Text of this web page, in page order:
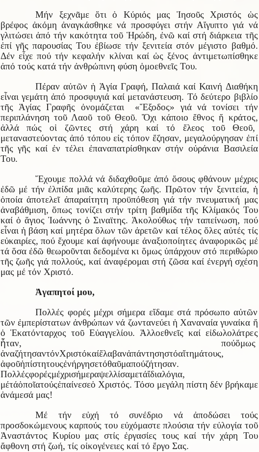
Μήν ξεχνᾶμε ὅτι ὁ Κύριός μας Ἰησοῦς Χριστός ὡς
βρέφος ἀκόμη ἀναγκάσθηκε νά προσφύγει στήν Αἴγυπτο γιά νά
γλιτώσει ἀπό τήν κακότητα τοῦ Ἡρώδη, ἐνῶ καί στή διάρκεια τῆς
ἐπί γῆς παρουσίας Του ἐβίωσε τήν ξενιτεία στόν μέγιστο βαθμό.
Δέν εἶχε πού τήν κεφαλήν κλίναι καί ὡς ξένος ἀντιμετωπίσθηκε
ἀπό τούς κατά τήν ἀνθρώπινη φύση ὁμοεθνεῖς Του.
Πέραν αὐτῶν ἡ Ἁγία Γραφή, Παλαιά καί Καινή Διαθήκη
εἶναι γεμάτη ἀπό προσφυγιά καί μετανάστευση. Τό δεύτερο βιβλίο
τῆς Ἁγίας Γραφῆς ὀνομάζεται «Ἔξοδος» γιά νά τονίσει τήν
περιπλάνηση τοῦ Λαοῦ τοῦ Θεοῦ. Ὄχι κάποιο ἔθνος ἤ κράτος,
ἀλλά πώς οἱ ζῶντες στή χάρη καί τό ἔλεος τοῦ Θεοῦ,
μεταναστεύοντας ἀπό τόπου εἰς τόπον ἔζησαν, μεγαλούργησαν ἐπί
τῆς γῆς καί ἐν τέλει ἐπαναπατρίσθηκαν στήν οὐράνια Βασιλεία
Του.
Ἔχουμε πολλά νά διδαχθοῦμε ἀπό ὅσους φθάνουν μέχρις
ἐδῶ μέ τήν ἐλπίδα μιᾶς καλύτερης ζωῆς. Πρῶτον τήν ξενιτεία, ἡ
ὁποία ἀποτελεῖ ἀπαραίτητη προϋπόθεση γιά τήν πνευματική μας
ἀναβάθμιση, ὅπως τονίζει στήν τρίτη βαθμίδα τῆς Κλίμακός Του
καί ὁ ἅγιος Ἰωάννης ὁ Σιναϊτης. Ἀκολούθως τήν ταπείνωση, πού
εἶναι ἡ βάση καί μητέρα ὅλων τῶν ἀρετῶν καί τέλος ὅλες αὐτές τίς
εὐκαιρίες, πού ἔχουμε καί ἀφήνουμε ἀναξιοποίητες ἀναφορικῶς μέ
τά ὅσα ἐδῶ θεωροῦνται δεδομένα κι ὅμως ὑπάρχουν στό περιθώριο
τῆς ζωῆς γιά πολλούς, καί ἀναφέρομαι στή ζῶσα καί ἐνεργή σχέση
μας μέ τόν Χριστό.
Ἀγαπητοί μου,
Πολλές φορές μέχρι σήμερα εἴδαμε στά πρόσωπο αὐτῶν
τῶν ἐμπερίστατων ἀνθρώπων νά ζωντανεύει ἡ Χαναναία γυναίκα ἤ
ὁ Ἑκατόνταρχος τοῦ Εὐαγγελίου. Ἀλλοεθνεῖς καί εἰδωλολάτρες
ἦταν, πούὅμως
ἀναζήτησαντόνΧριστόκαίἔλαβανἀπάντησηστόαἴτημάτους,
ἀφοῦἡπίστητουςἐνήργησετόθαῦμαπούζήτησαν.
Πολλέςφορέςμέχρισήμεραψελλίσαμετάἴδιαλόγια,
μέτάὁποῖατούςἐπαίνεσεὁ Χριστός. Τόσο μεγάλη πίστη δέν βρήκαμε
ἀνάμεσά μας!
Μέ τήν εὐχή τό συνέδριο νά ἀποδώσει τούς
προσδοκώμενους καρπούς του εὐχόμαστε πλούσια τήν εὐλογία τοῦ
Ἀναστάντος Κυρίου μας στίς ἐργασίες τους καί τήν χάρη Του
ἄφθονη στή ζωή, τίς οἰκογένειες καί τό ἔργο Σας.